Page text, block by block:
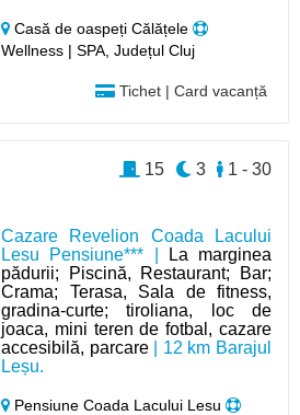
Casă de oaspeți Călățele
Wellness | SPA, Județul Cluj
Tichet | Card vacanță
Cazare Revelion Coada Lacului
Lesu Pensiune*** |
La marginea
pădurii; Piscină, Restaurant; Bar;
Crama; Terasa, Sala de fitness,
gradina-curte; tiroliana, loc de
joaca, mini teren de fotbal, cazare
accesibilă, parcare| 12 km Barajul
Leșu.
Pensiune Coada Lacului Lesu
1 - 30
3
15